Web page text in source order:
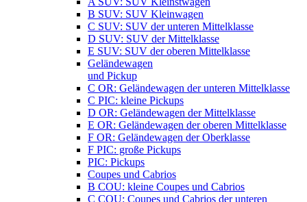
B SUV: SUV Kleinwagen
C SUV: SUV der unteren Mittelklasse
D SUV: SUV der Mittelklasse
E SUV: SUV der oberen Mittelklasse
Geländewagen
und Pickup
C OR: Geländewagen der unteren Mittelklasse
C PIC: kleine Pickups
D OR: Geländewagen der Mittelklasse
E OR: Geländewagen der oberen Mittelklasse
F OR: Geländewagen der Oberklasse
F PIC: große Pickups
PIC: Pickups
Coupes und Cabrios
B COU: kleine Coupes und Cabrios
C COU: Coupes und Cabrios der unteren